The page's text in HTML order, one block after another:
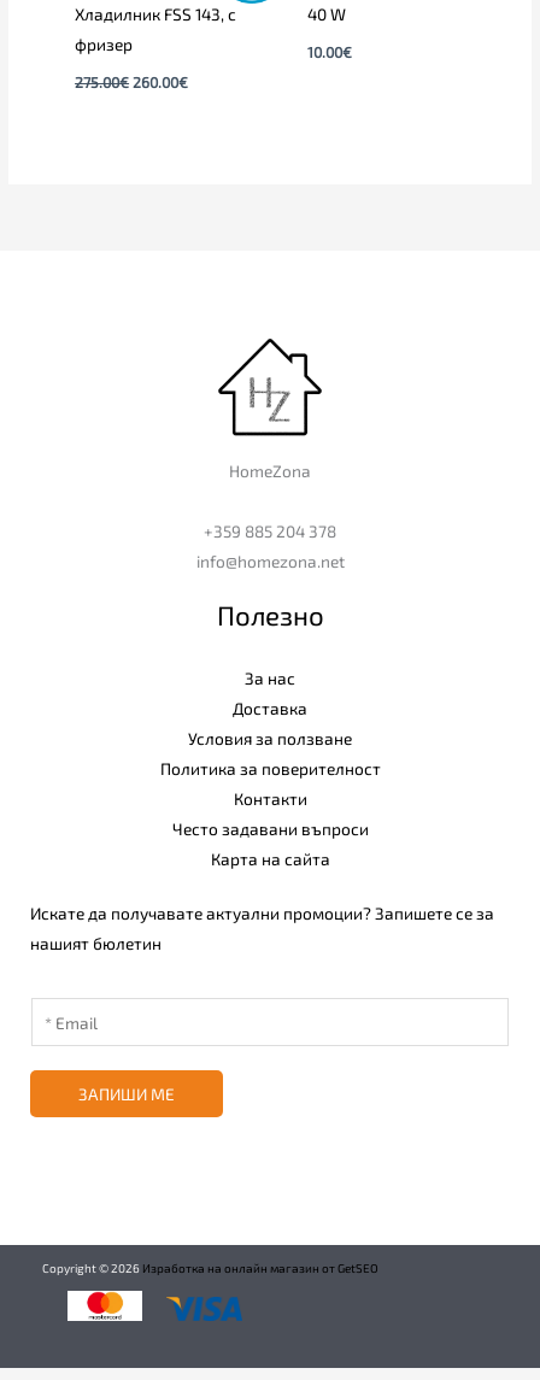
Хладилник FSS 143, с
фризер
275.00€ 260.00€
40 W
10.00€
HomeZona
+359 885 204 378
info@homezona.net
Полезно
За нас
Доставка
Условия за ползване
Политика за поверителност
Контакти
Често задавани въпроси
Карта на сайта
Искате да получавате актуални промоции? Запишете се за
нашият бюлетин
ЗАПИШИ МЕ
Copyright ©2026 Изработка на онлайн магазин от GetSEO